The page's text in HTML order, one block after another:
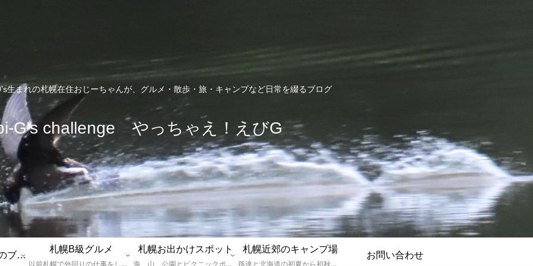
生まれの札幌在住おじーちゃんが、グルメ・散歩・旅・キャンプなど日常を綴るブログ
G's challenge やっちゃえ！えびG
えびGとは？札幌のブログ運営者プロフィール
札幌B級グルメ
以前札幌で外回りの仕事をしていた還暦過ぎブロガー「えびG」がランチ（サラリーマンランチ、サラメシ）を中心に、おそば、ラーメン、中華、日替わりランチを「札幌Bグルメ」と題してレポートしているブログカテゴリーのページです。現在は定年後の再雇用で札幌中とはいかなまでも会社の近くのすすきの界隈や家のある札幌市南区を中心に徘徊しております。
札幌お出かけスポット
海、山、公園とピクニックポイントや名所、旧跡などなど、、、、、札幌はもとより郊外の無理なく日帰りでいって帰ってこれるお出かけスポットを孫っち達（小学５、３年生、幼稚園年長さんの３人）とえびGがお出かけをして紹介しているページです。
札幌近郊のキャンプ場
孫達と北海道の初夏から初秋にかけてキャンプに出かけます。キャンプ場情報だったり料理だったり花火や遊びに虫取りとまさに「やっちゃえ！えびG」やりたい放題のブログです。
お問い合わせ